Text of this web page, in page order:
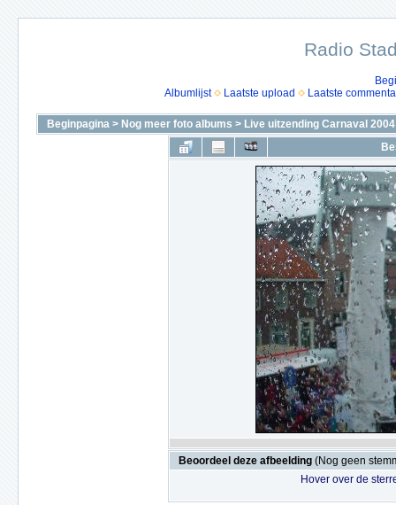
Radio
Albumlijst
Laatste upload Laatste
Beginpagina > Nog meer foto albums > Live uitzending Carnaval 2004
Beoordeel deze afbeelding (Nog geen
Hover over de